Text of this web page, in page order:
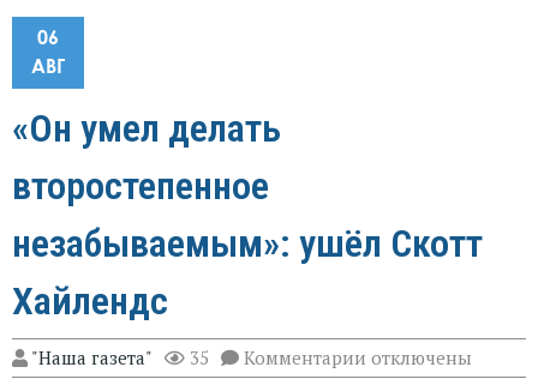
06
АВГ
«Он умел делать
второстепенное
незабываемым»: ушёл Скотт
Хайлендс
"Наша газета" 35 Комментарии к
записи
отключены